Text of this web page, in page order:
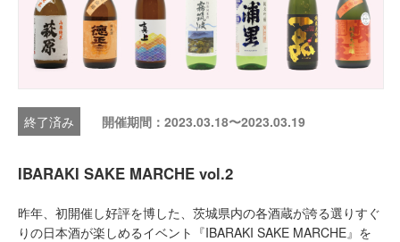
開催期間：2023.03.18〜2023.03.19
IBARAKI SAKE MARCHE vol.2
昨年、初開催し好評を博した、茨城県内の各酒蔵が誇る選りすぐ
りの日本酒が楽しめるイベント『IBARAKI SAKE MARCHE』を